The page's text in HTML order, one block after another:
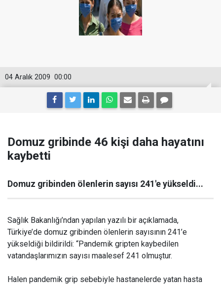
00:00
04 Aralık 2009
Domuz gribinde 46 kişi daha hayatını
kaybetti
Domuz gribinden ölenlerin sayısı 241'e yükseldi...
Sağlık Bakanlığı’ndan yapılan yazılı bir açıklamada,
Türkiye’de domuz gribinden ölenlerin sayısının 241’e
yükseldiği bildirildi: “Pandemik gripten kaybedilen
vatandaşlarımızın sayısı maalesef 241 olmuştur.
Halen pandemik grip sebebiyle hastanelerde yatan hasta